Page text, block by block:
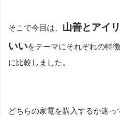
そこで今回は、 山善とアイ
いいをテーマにそれぞれの特
に比較しました。
どちらの家電を購入するか迷っ